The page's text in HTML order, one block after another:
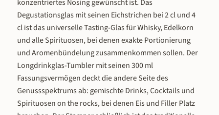
Jahr – ein klares Signal für die Qualität
dieses Destillats.
volle, authentische Fruchtaroma
destillierten Marillenbrands
Servierempfehlung – So genießt
Milde Marille Unsere Milde
entfaltet ihr volles Aroma bei
Trinktemperatur von 15 bis 18
leicht unter Zimmertemperatur,
die Fruchtaromen frisch und
bleiben. Pur in einem kleinen Glas
einem Edelobstbrand Stielglas
konzentriertes Nosing gewünscht ist. Das
Degustationsglas mit seinen Eichstrichen bei 2 cl und 4
cl ist das universelle Tasting-Glas für Whisky, Edelkorn
und alle Spirituosen, bei denen exakte Portionierung
und Aromenbündelung zusammenkommen sollen. Der
Longdrinkglas-Tumbler mit seinen 300 ml
Fassungsvermögen deckt die andere Seite des
Genussspektrums ab: gemischte Drinks, Cocktails und
Spirituosen on the rocks, bei denen Eis und Filler Platz